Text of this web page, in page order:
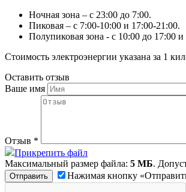
Ночная зона – с 23:00 до 7:00.
Пиковая – с 7:00-10:00 и 17:00-21:00.
Полупиковая зона - с 10:00 до 17:00
Стоимость электроэнергии указана за 1
Оставить отзыв
Ваше имя
Отзыв *
Прикрепить файл
Максимальный размер файла: 5 МБ.
Нажимая кнопку